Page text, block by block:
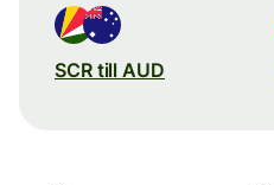
SCR till AUD